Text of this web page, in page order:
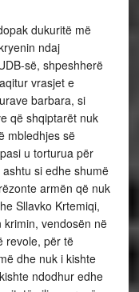
dukuritë më
ndaj
së, shpeshherë
vrasjet e
barbara, si
që shqiptarët nuk
mbledhjes së
u torturua për
si edhe shumë
armën që nuk
Sllavko Krtemiqi,
krimin, vendosën në
revole, për të
dhe nuk i kishte
ndodhur edhe